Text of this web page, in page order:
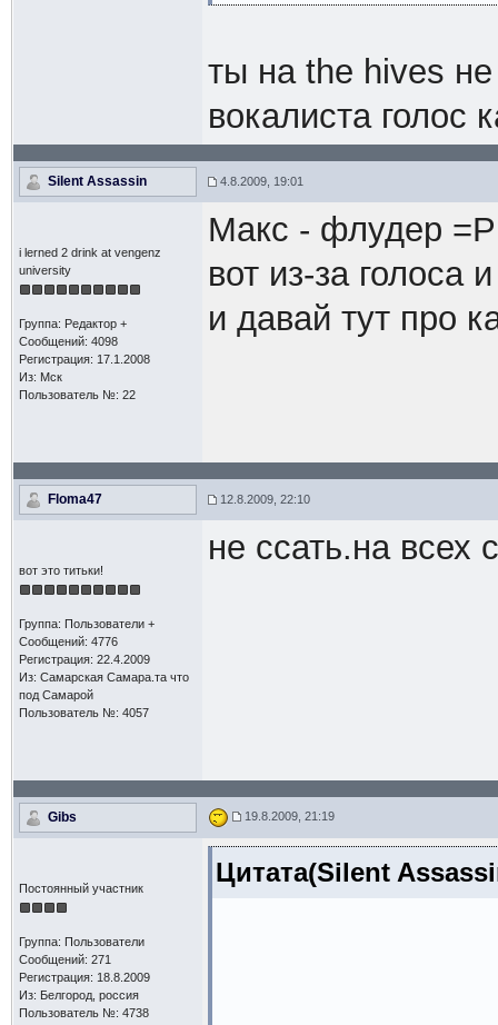
ты на the hives не
вокалиста голос
Silent Assassin 4.8.2009, 19:01
i lerned 2 drink at vengenz
university
Группа: Редактор +
Сообщений: 4098
Регистрация: 17.1.2008
Из: Мск
Пользователь №: 22
Макс - флудер =Р
вот из-за голоса
и давай тут про
Floma47 12.8.2009, 22:10
вот это титьки!
Группа: Пользователи +
Сообщений: 4776
Регистрация: 22.4.2009
Из: Самарская Самара.та что
под Самарой
Пользователь №: 4057
не ссать.на всех
Gibs 19.8.2009, 21:19
Постоянный участник
Группа: Пользователи
Сообщений: 271
Регистрация: 18.8.2009
Из: Белгород, россия
Пользователь №: 4738
Цитата(Silent